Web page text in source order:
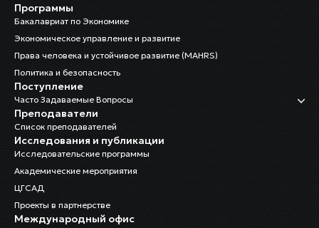
Программы
Бакалавриат по Экономике
Экономическое управление и развитие
Права человека и устойчивое развитие (MAHRS)
Политика и безопасность
Поступление
Часто Задаваемые Вопросы
Преподаватели
Список преподавателей
Исследования и публикации
Исследовательские программы
Академические мероприятия
ЦГСАД
Проекты в партнерстве
Международный офис